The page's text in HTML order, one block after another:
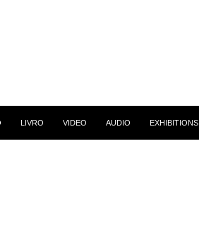
LIVRO VIDEO AUDIO EXHIBITIONS